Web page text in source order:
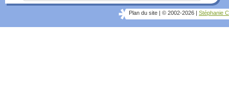
Plan du site © 2002-2026 Stéphanie C